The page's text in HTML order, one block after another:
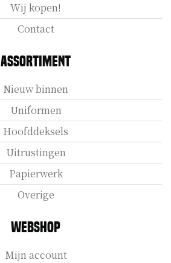
Wij kopen!
Contact
Assortiment
Nieuw binnen
Uniformen
Hoofddeksels
Uitrustingen
Papierwerk
Overige
Webshop
Mijn account